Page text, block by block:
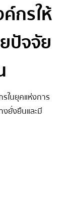
กรให้
ปัจจัย
ในยุคแห่งการ
งยั่งยืนและมี